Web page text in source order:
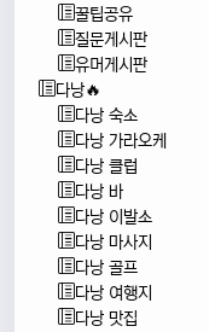
꿀팁공유
질문게시판
유머게시판
다낭🔥
다낭 숙소
다낭 가라오케
다낭 클럽
다낭 바
다낭 이발소
다낭 마사지
다낭 골프
다낭 여행지
다낭 맛집